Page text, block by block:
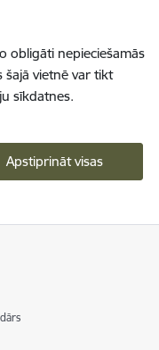
obligāti nepieciešamās
šajā vietnē var tikt
sīkdatnes.
Apstiprināt visas